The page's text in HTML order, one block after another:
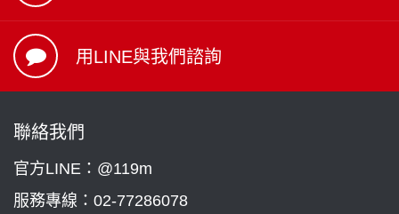
用LINE與我們諮詢
聯絡我們
官方LINE：@119m
服務專線： 02-77286078